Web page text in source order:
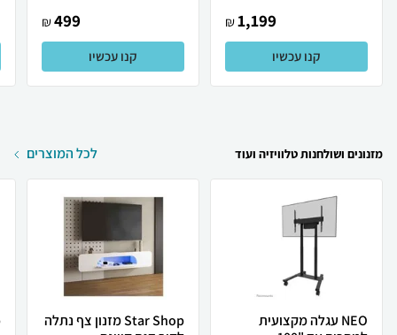
1,199
₪
קנו עכשיו
499
₪
קנו עכשיו
מזנונים ושולחנות טלוויזיה ועוד לכל המוצרים
NEO עגלה מקצועית
Star Shop מזנון צף נתלה